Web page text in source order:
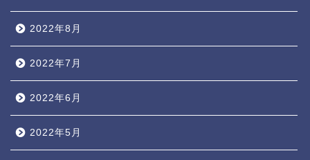
2022年8月
2022年7月
2022年6月
2022年5月